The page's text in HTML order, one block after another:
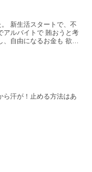
新生活スタートで、不
アルバイトで 賄おうと考
自由になるお金も 欲し
ら汗が！止める方法はあ